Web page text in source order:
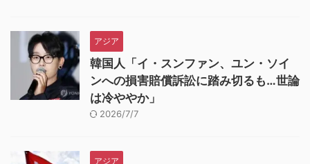
アジア
韓国人「イ・スンファン、ユン・ソイ
ンへの損害賠償訴訟に踏み切るも…世論
は冷ややか」
2026/7/7
アジア